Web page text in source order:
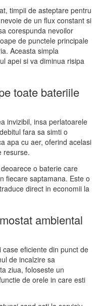
timpii de asteptare pentru
de un flux constant si
corespunda nevoilor
de punctele principale
Aceasta simpla
apei si va diminua risipa
toate bateriile
invizibil, insa perlatoarele
fara sa simti o
apa cu aer, oferind acelasi
resurse.
o baterie care
fiecare saptamana. Este o
direct in economii la
ambiental
eficiente din punct de
de incalzire sa
ziua, foloseste un
de orele in care esti